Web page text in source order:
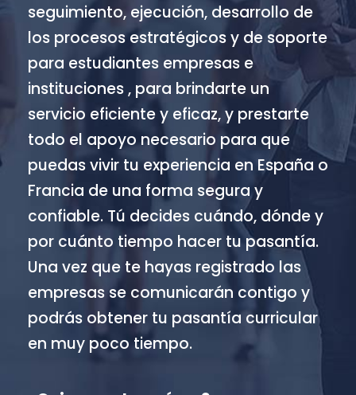
seguimiento, ejecución, desarrollo de
los procesos estratégicos y de soporte
para estudiantes empresas e
instituciones , para brindarte un
servicio eficiente y eficaz, y prestarte
todo el apoyo necesario para que
puedas vivir tu experiencia en España o
Francia de una forma segura y
confiable. Tú decides cuándo, dónde y
por cuánto tiempo hacer tu pasantía.
Una vez que te hayas registrado las
empresas se comunicarán contigo y
podrás obtener tu pasantía curricular
en muy poco tiempo.